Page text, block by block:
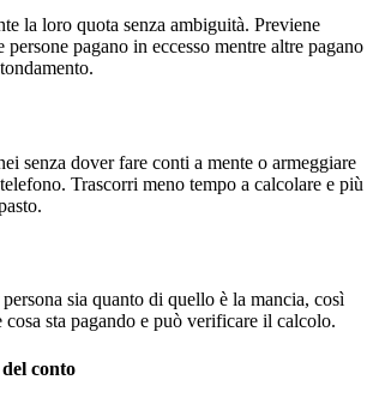
la loro quota senza ambiguità. Previene
pagano in eccesso mentre altre pagano
senza dover fare conti a mente o armeggiare
Trascorri meno tempo a calcolare e più
sia quanto di quello è la mancia, così
cosa sta pagando e può verificare il calcolo.
conto